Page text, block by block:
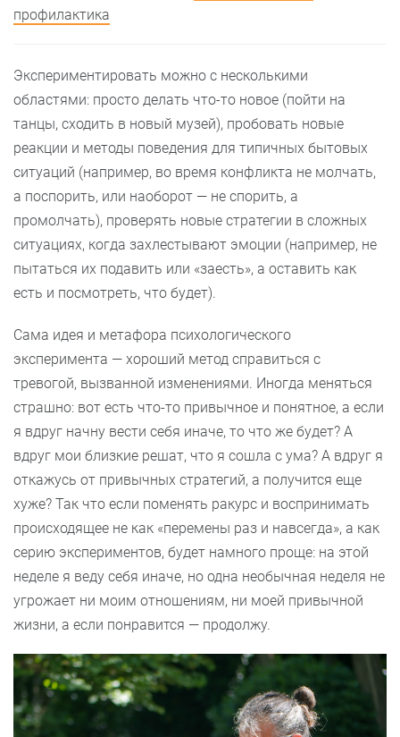
профилактика
Экспериментировать можно с несколькими
областями: просто делать что-то новое (пойти на
танцы, сходить в новый музей), пробовать новые
реакции и методы поведения для типичных бытовых
ситуаций (например, во время конфликта не молчать,
а поспорить, или наоборот — не спорить, а
промолчать), проверять новые стратегии в сложных
ситуациях, когда захлестывают эмоции (например, не
пытаться их подавить или «заесть», а оставить как
есть и посмотреть, что будет).
Сама идея и метафора психологического
эксперимента — хороший метод справиться с
тревогой, вызванной изменениями. Иногда меняться
страшно: вот есть что-то привычное и понятное, а если
я вдруг начну вести себя иначе, то что же будет? А
вдруг мои близкие решат, что я сошла с ума? А вдруг я
откажусь от привычных стратегий, а получится еще
хуже? Так что если поменять ракурс и воспринимать
происходящее не как «перемены раз и навсегда», а как
серию экспериментов, будет намного проще: на этой
неделе я веду себя иначе, но одна необычная неделя не
угрожает ни моим отношениям, ни моей привычной
жизни, а если понравится — продолжу.